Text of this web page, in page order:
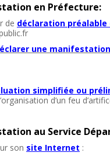
en Préfecture:
de déclaration préalable
une
simplifiée ou
d’un feu
au Service
son site Internet :